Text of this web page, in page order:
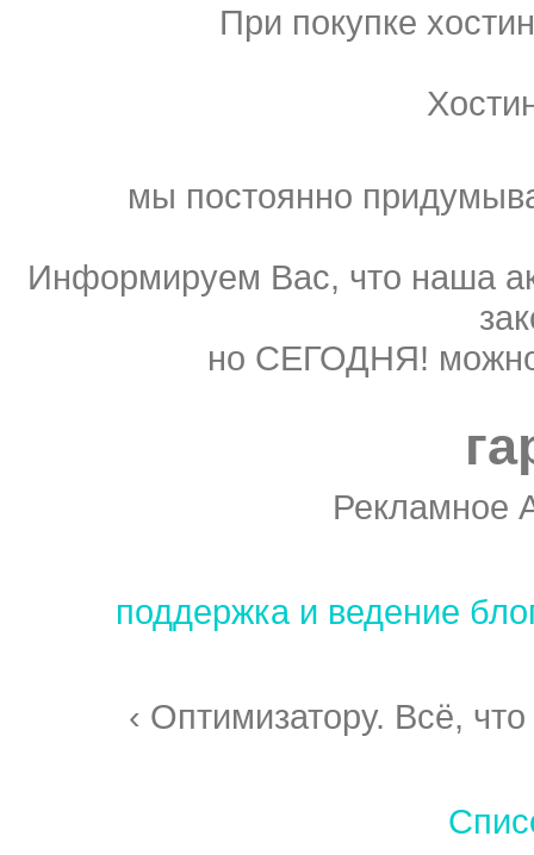
При покупке
мы постоянно
Информируем Вас, что наша
но СЕГОДНЯ!
Рекламное
поддержка и ведение
‹ Оптимизатору. Всё,